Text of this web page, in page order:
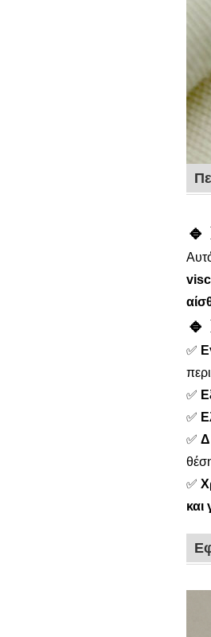
🔹
🔹
✅
✅
✅
✅
✅
και